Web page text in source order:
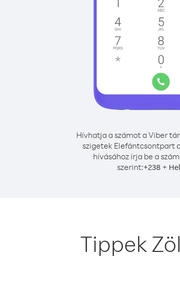
Hívhatja a számot a Viber
szigetek Elefántcsontpart
hívásához írja be a
szerint:+238 +
Tippek